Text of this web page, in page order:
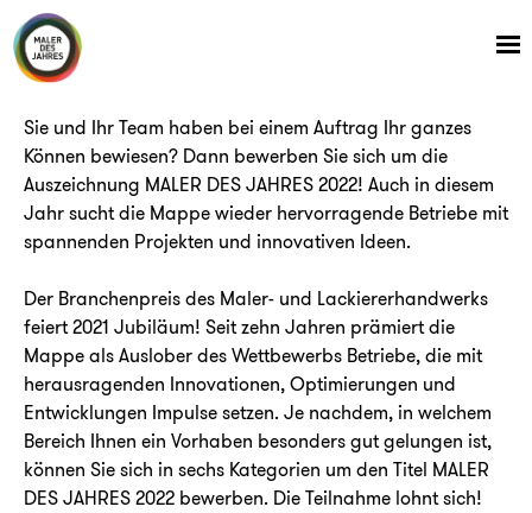
Skip
to
content
Sie und Ihr Team haben bei einem Auftrag Ihr ganzes
Können bewiesen? Dann bewerben Sie sich um die
Auszeichnung MALER DES JAHRES 2022! Auch in diesem
Jahr sucht die Mappe wieder hervorragende Betriebe mit
spannenden Projekten und innovativen Ideen.
Der Branchenpreis des Maler- und Lackiererhandwerks
feiert 2021 Jubiläum! Seit zehn Jahren prämiert die
Mappe als Auslober des Wettbewerbs Betriebe, die mit
herausragenden Innovationen, Optimierungen und
Entwicklungen Impulse setzen. Je nachdem, in welchem
Bereich Ihnen ein Vorhaben besonders gut gelungen ist,
können Sie sich in sechs Kategorien um den Titel MALER
DES JAHRES 2022 bewerben. Die Teilnahme lohnt sich!